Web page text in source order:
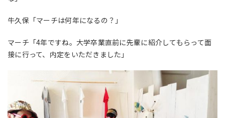
牛久保「マーチは何年になるの？」
マーチ「4年ですね。大学卒業直前に先輩に紹介してもらって面
接に行って、内定をいただきました」